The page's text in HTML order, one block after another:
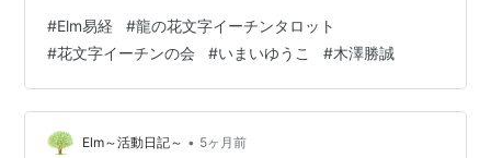
ドの絵柄の花文字に込めた意味を、 木澤先生からはそれ
ぞれの卦の解説がされました。 毎回の4つのカードの読
み解きコーナーも健在です。 今回も読み解きして頂きま
した。 読み解きのコーナーも恒例の 大喜利みたいな感じ
になってきていて 楽しんで行っています。 次回は
#Elm易経 #龍の花文字イーチンタロット
#花文字イーチンの会 #いまいゆうこ #木澤勝誠
Elm～活動日記～ • 5ヶ月前